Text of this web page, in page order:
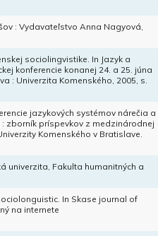
: Vydavateľstvo Anna Nagyová,
sociolingvistike. In Jazyk a
konferencie konanej 24. a 25. júna
: Univerzita Komenského, 2005, s.
jazykových systémov nárečia a
zborník príspevkov z medzinárodnej
Komenského v Bratislave.
univerzita, Fakulta humanitných a
In Skase journal of
na internete